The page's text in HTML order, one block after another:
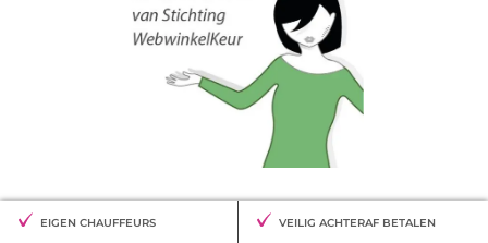
EIGEN CHAUFFEURS VEILIG ACHTERAF BETALEN